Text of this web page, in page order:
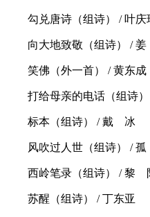
勾兑唐诗（组诗） / 叶庆
向大地致敬（组诗） /
笑佛（外一首） / 黄东成
打给母亲的电话（组诗
标本（组诗） / 戴 冰
风吹过人世（组诗） /
西岭笔录（组诗） / 黎
苏醒（组诗） / 丁东亚